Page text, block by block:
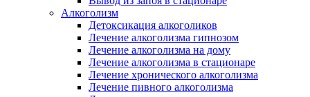
Алкоголизм
Детоксикация алкоголиков
Лечение алкоголизма гипнозом
Лечение алкоголизма на дому
Лечение алкоголизма в стационаре
Лечение хронического алкоголизма
Лечение пивного алкоголизма